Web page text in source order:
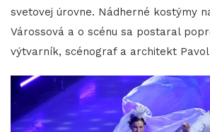
svetovej úrovne. Nádherné kostýmy
Várossová a o scénu sa postaral
výtvarník, scénograf a architekt Pavol